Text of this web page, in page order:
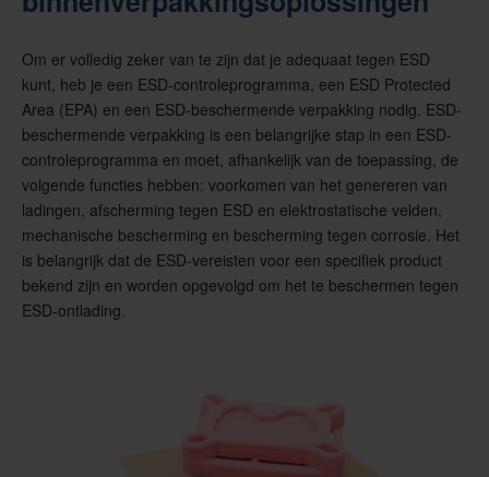
Om er volledig zeker van te zijn dat je adequaat tegen ESD
kunt, heb je een ESD-controleprogramma, een ESD Protected
Area (EPA) en een ESD-beschermende verpakking nodig. ESD-
beschermende verpakking is een belangrijke stap in een ESD-
controleprogramma en moet, afhankelijk van de toepassing, de
volgende functies hebben: voorkomen van het genereren van
ladingen, afscherming tegen ESD en elektrostatische velden,
mechanische bescherming en bescherming tegen corrosie. Het
is belangrijk dat de ESD-vereisten voor een specifiek product
bekend zijn en worden opgevolgd om het te beschermen tegen
ESD-ontlading.